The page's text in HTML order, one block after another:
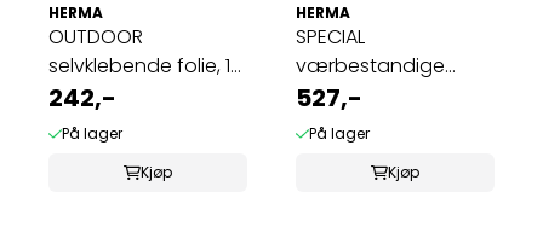
HERMA
OUTDOOR
selvklebende folie, 10
ark 99.1x139 hvit ...
242,-
På lager
Kjøp
HERMA
SPECIAL
værbestandige
etiketter 25 ark,
99,1x67,7 ...
527,-
På lager
Kjøp